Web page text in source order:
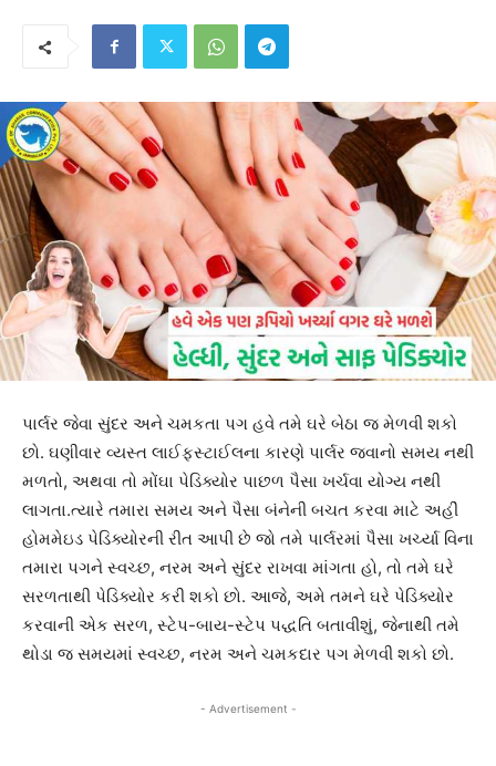
પાર્લર જેવા સુંદર અને ચમકતા પગ હવે તમે ઘરે બેઠા જ મેળવી શકો
છો. ઘણીવાર વ્યસ્ત લાઈફસ્ટાઈલના કારણે પાર્લર જવાનો સમય નથી
મળતો, અથવા તો મોંઘા પેડિક્યોર પાછળ પૈસા ખર્ચવા યોગ્ય નથી
લાગતા.ત્યારે તમારા સમય અને પૈસા બંનેની બચત કરવા માટે અહીં
હોમમેઇડ પેડિક્યોરની રીત આપી છે જો તમે પાર્લરમાં પૈસા ખર્ચ્યા વિના
તમારા પગને સ્વચ્છ, નરમ અને સુંદર રાખવા માંગતા હો, તો તમે ઘરે
સરળતાથી પેડિક્યોર કરી શકો છો. આજે, અમે તમને ઘરે પેડિક્યોર
કરવાની એક સરળ, સ્ટેપ-બાય-સ્ટેપ પદ્ધતિ બતાવીશું, જેનાથી તમે
થોડા જ સમયમાં સ્વચ્છ, નરમ અને ચમકદાર પગ મેળવી શકો છો.
- Advertisement -